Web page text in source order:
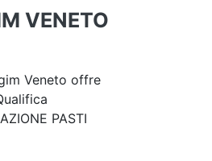
VENETO
Veneto offre
PASTI